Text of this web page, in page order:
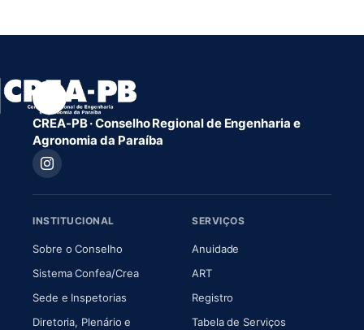
CREA-PB · Conselho Regional de Engenharia e
Agronomia da Paraíba
INSTITUCIONAL
Sobre o Conselho(abre em nova aba)
Sistema Confea/Crea(abre em nova aba)
Sede e Inspetorias
Diretoria, Plenário e
SERVIÇOS
Anuidade
ART(abre em nova aba)
Registro
Tabela de Serviços